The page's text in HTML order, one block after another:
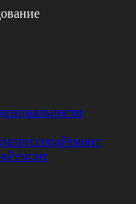
Ремонт
Ремонт